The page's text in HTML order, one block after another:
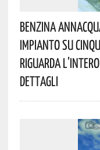
Benzina
Impianto Su
Riguarda
Dettagli